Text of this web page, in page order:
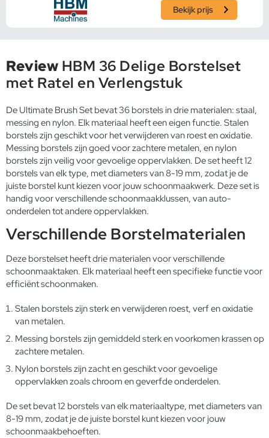
Bekijk prijs
Review HBM 36 Delige Borstelset
met Ratel en Verlengstuk
De Ultimate Brush Set bevat 36 borstels in drie materialen: staal,
messing en nylon. Elk materiaal heeft een eigen functie. Stalen
borstels zijn geschikt voor het verwijderen van roest en oxidatie.
Messing borstels zijn goed voor zachtere metalen, en nylon
borstels zijn veilig voor gevoelige oppervlakken. De set heeft 12
borstels van elk type, met diameters van 8-19 mm, zodat je de
juiste borstel kunt kiezen voor jouw schoonmaakwerk. Deze set is
handig voor verschillende schoonmaakklussen, van auto-
onderdelen tot andere oppervlakken.
Verschillende Borstelmaterialen
Deze borstelset heeft drie materialen voor verschillende
schoonmaaktaken. Elk materiaal heeft een specifieke functie voor
efficiënt schoonmaken.
Stalen borstels zijn sterk en verwijderen roest, verf en oxidatie
van metalen.
Messing borstels zijn gemiddeld sterk en voorkomen krassen op
zachtere metalen.
Nylon borstels zijn zacht en geschikt voor gevoelige
oppervlakken zoals chroom en geverfde onderdelen.
De set bevat 12 borstels van elk materiaaltype, met diameters van
8-19 mm, zodat je de juiste borstel kunt kiezen voor jouw
schoonmaakbehoeften.